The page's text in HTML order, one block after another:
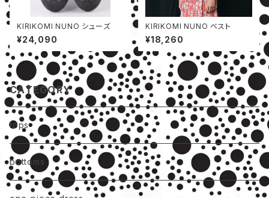
KIRIKOMI NUNO シューズ
¥24,090
KIRIKOMI NUNO ベスト
¥18,260
CATEGORY
tops
bottoms